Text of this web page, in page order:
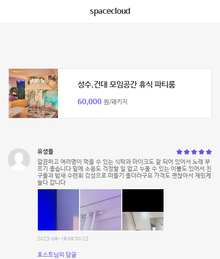
spacecloud
성수,건대 모임공간 휴식 파티룸
60,000 원/패키지
유생들
깔끔하고 여러명이 먹을 수 있는 식탁과 마이크도 잘 되어 있어서 노래 부
르기 좋습니다 밑에 소음도 걱정할 일 없고 누울 수 있는 이불도 있어서 친
구들과 밤새 수련회 감성으로 떠들기 좋더라구요 가격도 괜찮아서 재밌게
놀다 갑니다
2023-08-18 09:50:23
호스트님의 답글